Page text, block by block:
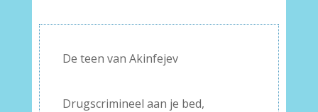
De teen van Akinfejev
Drugscrimineel aan je bed,